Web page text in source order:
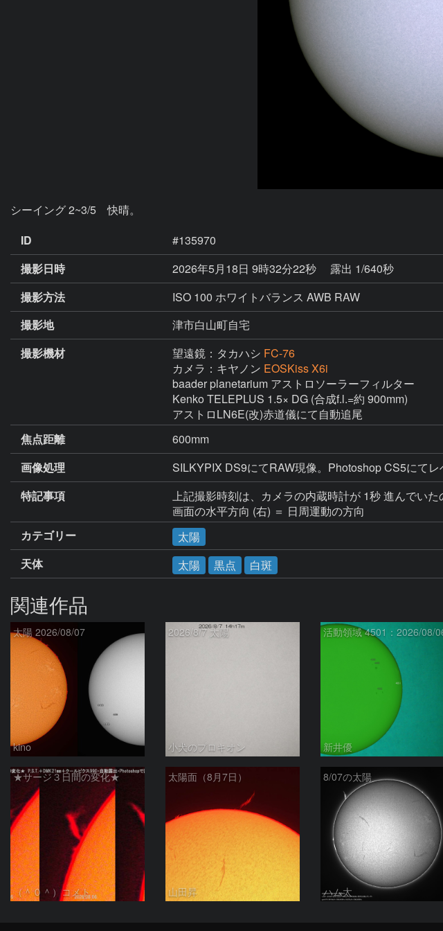
シーイング 2~3/5　快晴。
ID
#135970
撮影日時
2026年5月18日 9時32分22秒
露出 1/640秒
撮影方法
ISO 100 ホワイトバランス AWB RAW
撮影地
津市白山町自宅
撮影機材
望遠鏡：タカハシ FC-76
カメラ：キヤノン EOSKiss X6i
baader planetarium アストロソーラーフィルター
Kenko TELEPLUS 1.5× DG (合成f.l.=約 900mm)
アストロLN6E(改)赤道儀にて自動追尾
焦点距離
600mm
画像処理
SILKYPIX DS9にてRAW現像。Photoshop CS5にて
特記事項
上記撮影時刻は、カメラの内蔵時計が 1秒 進んでい
画面の水平方向 (右) ＝ 日周運動の方向
カテゴリー
太陽
天体
太陽 黒点 白斑
関連作品
太陽 2026/08/07
kino
2026/8/7 太陽
小犬のプロキオン
活動領域 4501：2026/08/
新井優
★サージ３日間の変化★
（＾０＾）コメト
太陽面（8月7日）
山田昇
8/07の太陽
ハム太